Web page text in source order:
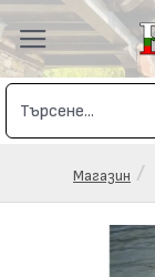
Магазин